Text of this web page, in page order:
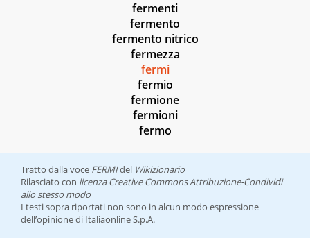
fermenti
fermento
fermento nitrico
fermezza
fermi
fermio
fermione
fermioni
fermo
Tratto dalla voce FERMIdel Wikizionario
Rilasciato con licenza Creative Commons Attribuzione-Condividi
allo stesso modo
I testi sopra riportati non sono in alcun modo espressione
dell’opinione di Italiaonline S.p.A.